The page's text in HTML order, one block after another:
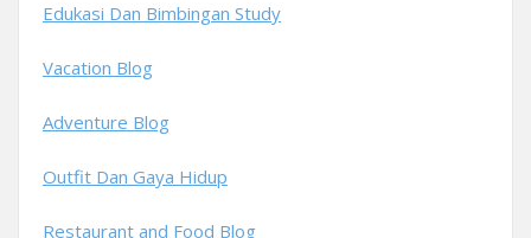
Edukasi Dan Bimbingan Study
Vacation Blog
Adventure Blog
Outfit Dan Gaya Hidup
Restaurant and Food Blog